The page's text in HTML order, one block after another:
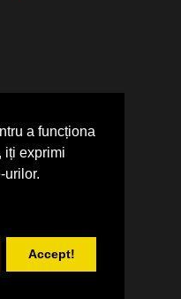
a funcționa
iți exprimi
urilor.
Accept!